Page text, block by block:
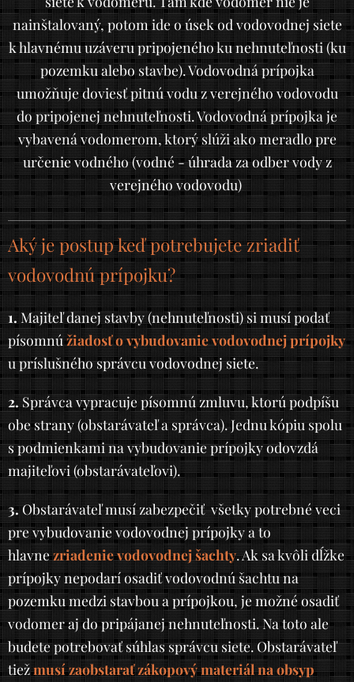
nainštalovaný, potom ide o úsek od vodovodnej siete
k hlavnému uzáveru pripojeného ku nehnuteľnosti (ku
pozemku alebo stavbe). Vodovodná prípojka
umožňuje doviesť pitnú vodu z verejného vodovodu
do pripojenej nehnuteľnosti. Vodovodná prípojka je
vybavená vodomerom, ktorý slúži ako meradlo pre
určenie vodného (vodné - úhrada za odber vody z
verejného vodovodu)
Aký je postup keď potrebujete zriadiť
vodovodnú prípojku?
1.Majiteľ danej stavby (nehnuteľnosti) si musí podať
písomnúžiadosť o vybudovanie vodovodnej prípojky
u príslušného správcu vodovodnej siete.
2.Správca vypracuje písomnú zmluvu, ktorú podpíšu
obe strany (obstarávateľ a správca). Jednu kópiu spolu
s podmienkami na vybudovanie prípojky odovzdá
majiteľovi (obstarávateľovi).
3.Obstarávateľ musí zabezpečiť všetky potrebné veci
pre vybudovanie vodovodnej prípojky a to
hlavnezriadenie vodovodnej šachty. Ak sa kvôli dĺžke
prípojky nepodarí osadiť vodovodnú šachtu na
pozemku medzi stavbou a prípojkou, je možné osadiť
vodomer aj do pripájanej nehnuteľnosti. Na toto ale
budete potrebovať súhlas správcu siete. Obstarávateľ
tiežmusí zaobstarať zákopový materiál na obsyp